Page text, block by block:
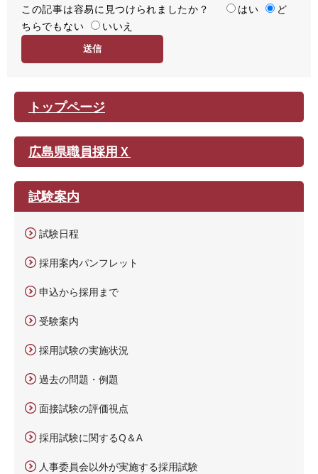
度
容
易
この記事は容易に見つけられましたか？ はい
ど
ちらでもない
いいえ
トップページ
広島県職員採用Ｘ
試験案内
試験日程
採用案内パンフレット
申込から採用まで
受験案内
採用試験の実施状況
過去の問題・例題
面接試験の評価視点
採用試験に関するQ＆A
人事委員会以外が実施する採用試験